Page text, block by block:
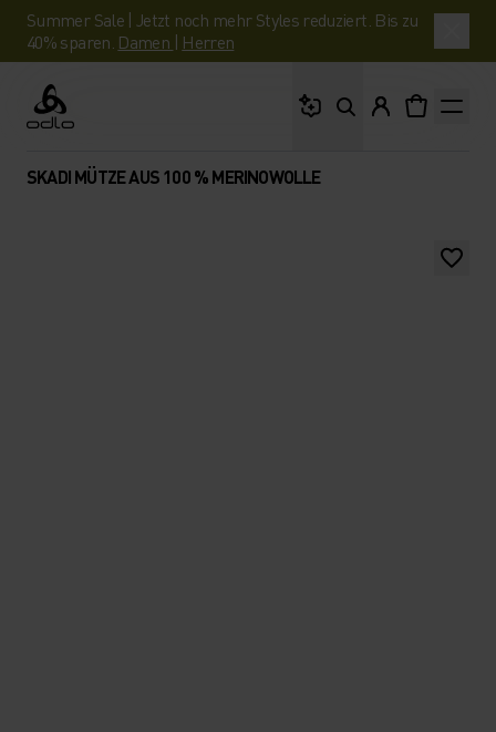
Summer Sale | Jetzt noch mehr Styles reduziert. Bis zu
40% sparen. Damen | Herren
Odlo
SKADI MÜTZE AUS 100 % MERINOWOLLE